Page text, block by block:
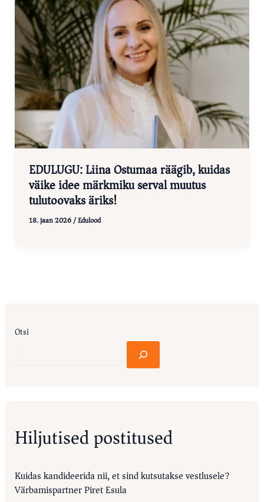
EDULUGU: Liina Ostumaa räägib, kuidas
väike idee märkmiku serval muutus
tulutoovaks äriks!
18. jaan 2026/Edulood
Otsi
Hiljutised postitused
Kuidas kandideerida nii, et sind kutsutakse vestlusele?
Värbamispartner Piret Esula